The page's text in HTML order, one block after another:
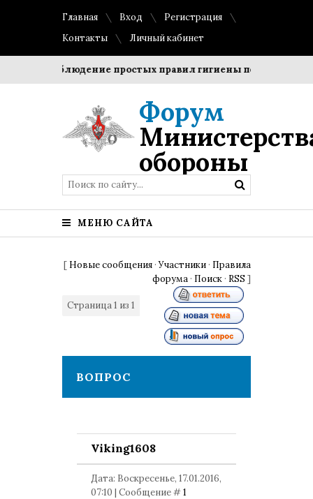
Главная Вход
Регистрация
Контакты
Личный кабинет
Соблюдение простых правил гигиены помогает
Форум
обороны
МЕНЮ САЙТА
[ Новые сообщения ·Участники · Правила
форума · Поиск · RSS ]
Страница1 из 1
ВОПРОС
Viking1608
Дата: Воскресенье, 17.01.2016,
07:10 | Сообщение #1